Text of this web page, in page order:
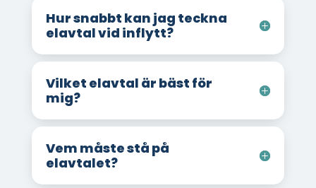
Hur snabbt kan jag teckna
elavtal vid inflytt?
Vilket elavtal är bäst för
mig?
Vem måste stå på
elavtalet?